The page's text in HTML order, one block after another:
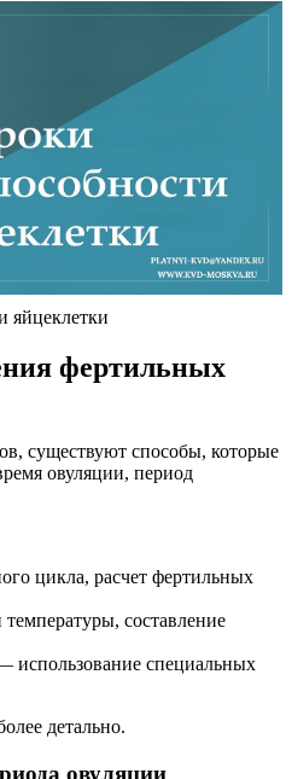
яйцеклетки
фертильных
, существуют способы, которые
овуляции, период
цикла, расчет фертильных
температуры, составление
использование специальных
детально.
овуляции